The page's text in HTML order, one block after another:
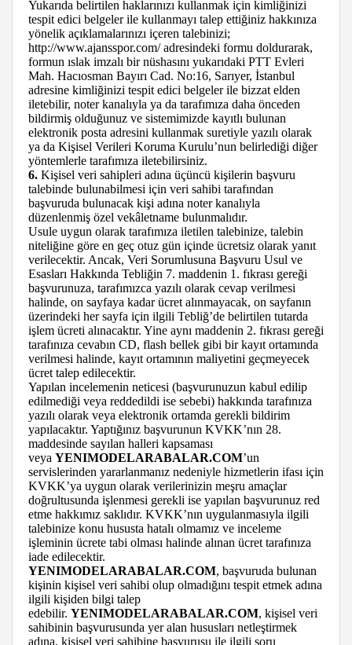
Yukarıda belirtilen haklarınızı kullanmak için kimliğinizi
tespit edici belgeler ile kullanmayı talep ettiğiniz hakkınıza
yönelik açıklamalarınızı içeren talebinizi;
http://www.ajansspor.com/ adresindeki formu doldurarak,
formun ıslak imzalı bir nüshasını yukarıdaki PTT Evleri
Mah. Hacıosman Bayırı Cad. No:16, Sarıyer, İstanbul
adresine kimliğinizi tespit edici belgeler ile bizzat elden
iletebilir, noter kanalıyla ya da tarafımıza daha önceden
bildirmiş olduğunuz ve sistemimizde kayıtlı bulunan
elektronik posta adresini kullanmak suretiyle yazılı olarak
ya da Kişisel Verileri Koruma Kurulu’nun belirlediği diğer
yöntemlerle tarafımıza iletebilirsiniz.
6. Kişisel veri sahipleri adına üçüncü kişilerin başvuru
talebinde bulunabilmesi için veri sahibi tarafından
başvuruda bulunacak kişi adına noter kanalıyla
düzenlenmiş özel vekâletname bulunmalıdır.
Usule uygun olarak tarafımıza iletilen talebinize, talebin
niteliğine göre en geç otuz gün içinde ücretsiz olarak yanıt
verilecektir. Ancak, Veri Sorumlusuna Başvuru Usul ve
Esasları Hakkında Tebliğin 7. maddenin 1. fıkrası gereği
başvurunuza, tarafımızca yazılı olarak cevap verilmesi
halinde, on sayfaya kadar ücret alınmayacak, on sayfanın
üzerindeki her sayfa için ilgili Tebliğ’de belirtilen tutarda
işlem ücreti alınacaktır. Yine aynı maddenin 2. fıkrası gereği
tarafınıza cevabın CD, flash bellek gibi bir kayıt ortamında
verilmesi halinde, kayıt ortamının maliyetini geçmeyecek
ücret talep edilecektir.
Yapılan incelemenin neticesi (başvurunuzun kabul edilip
edilmediği veya reddedildi ise sebebi) hakkında tarafınıza
yazılı olarak veya elektronik ortamda gerekli bildirim
yapılacaktır. Yaptığınız başvurunun KVKK’nın 28.
maddesinde sayılan halleri kapsaması
veya YENIMODELARABALAR.COM’un
servislerinden yararlanmanız nedeniyle hizmetlerin ifası için
KVKK’ya uygun olarak verilerinizin meşru amaçlar
doğrultusunda işlenmesi gerekli ise yapılan başvurunuz red
etme hakkımız saklıdır. KVKK’nın uygulanmasıyla ilgili
talebinize konu hususta hatalı olmamız ve inceleme
işleminin ücrete tabi olması halinde alınan ücret tarafınıza
iade edilecektir.
YENIMODELARABALAR.COM, başvuruda bulunan
kişinin kişisel veri sahibi olup olmadığını tespit etmek adına
ilgili kişiden bilgi talep
edebilir. YENIMODELARABALAR.COM, kişisel veri
sahibinin başvurusunda yer alan hususları netleştirmek
adına, kişisel veri sahibine başvurusu ile ilgili soru